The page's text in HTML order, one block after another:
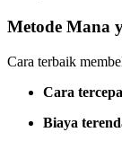
Menjadi
Metode Mana
Cara terbaik
Cara
Biaya